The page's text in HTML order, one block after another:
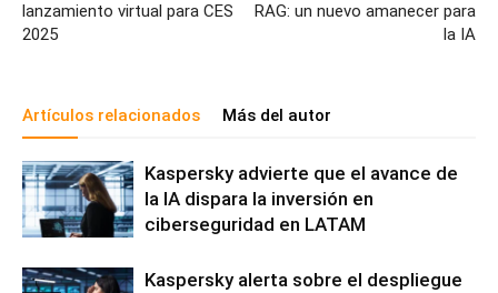
lanzamiento virtual para CES
2025
RAG: un nuevo amanecer para
la IA
Artículos relacionados Más del autor
Kaspersky advierte que el avance de
la IA dispara la inversión en
ciberseguridad en LATAM
Kaspersky alerta sobre el despliegue